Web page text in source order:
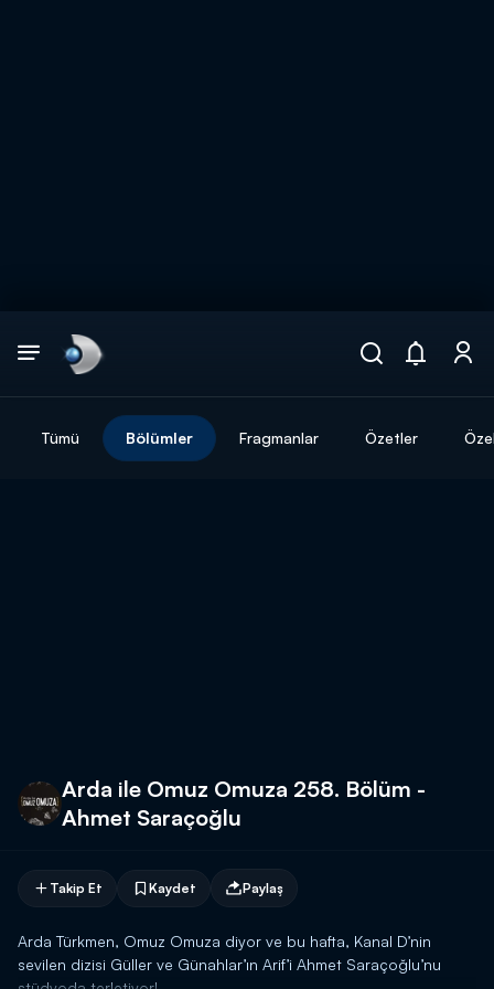
Tümü Bölümler Fragmanlar Özetler
Arda ile Omuz Omuza 258. Bölüm -
Ahmet Saraçoğlu
Takip Et Kaydet Paylaş
Arda Türkmen, Omuz Omuza diyor ve bu hafta, Kanal D’nin
sevilen dizisi Güller ve Günahlar’ın Arif’i Ahmet Saraçoğlu’nu